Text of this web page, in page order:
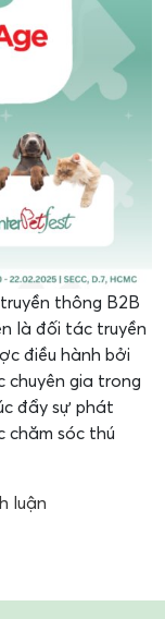
thông B2B
là đối tác truyền
điều hành bởi
chuyên gia trong
đẩy sự phát
chăm sóc thú
luận